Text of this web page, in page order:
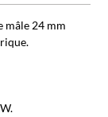
mâle 24 mm